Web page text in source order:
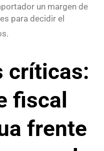
un margen de
para decidir el
.
críticas:
fiscal
frente